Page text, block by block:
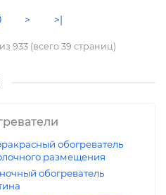
> >|
933 (всего 39 страниц)
обогреватель
размещения
обогреватель